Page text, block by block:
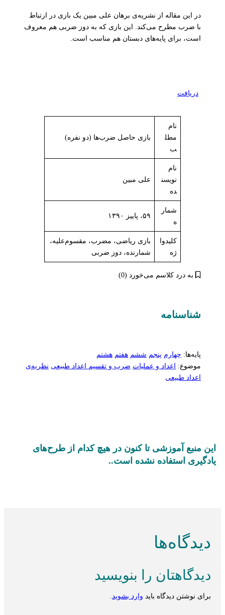
در این مقاله از نشریه‌ی برهان علی مبین یک بازی در ارتباط
با ضرب مطرح می‌کند. این بازی که به دوز ضربی هم معروف
است، برای پایه‌های دبستان هم مناسب است.
دریافت
نام
مطل
ب
بازی حاصل‌ ضرب‌ها (دو نفره)
نام
نویسن
ده
علی مبین
شمار
ه
۵۹، پاییز ۱۳۹۰
کلیدوا
ژه
بازی ریاضی، مضرب، مقسوم‌علیه،
شمارنده، دوز ضربی
به درد کلاسم می‌خورد (0)
شناسنامه‌
پایه‌ها: چهارم پنجم ششم هفتم هشتم
موضوع: اعداد و عملیات ضرب و تقسیم اعداد طبیعی نظریه‌ی
اعداد طبیعی
این منبع آموزشی تا کنون در هیچ کدام از طرح‌های
یادگیری استفاده نشده است..
دیدگاه‌ها
دیدگاهتان را بنویسید
برای نوشتن دیدگاه باید وارد بشوید